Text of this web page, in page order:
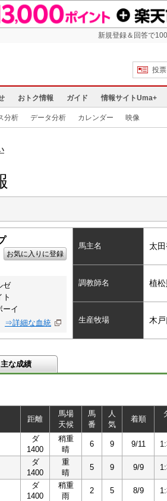
新規登録＆回答で
投票
おトク情報 ガイド 情報サイトUma+
分析 データ分析 カレンダー 映像
お気に入りに登録
ゼ
ーイ
⇒詳細な血統
馬主名 太
調教師名 植
生産牧場 木
主な成績
距離
馬場
天候
馬
番
人
気
着順
ダ
1400
稍重
晴
6 9 9/11
ダ
1400
重
晴
5 9 9/9
ダ
1400
稍重
雨
2 5 8/9